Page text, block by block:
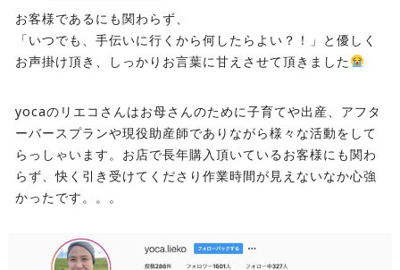
お客様であるにも関わらず、
「いつでも、手伝いに行くから何したらよい？！」と優しく
お声掛け頂き、しっかりお言葉に甘えさせて頂きました
yocaのリエコさんはお母さんのために子育てや出産、アフタ
ーバースプランや現役助産師でありながら様々な活動をして
らっしゃいます。お店で長年購入頂いているお客様にも関わ
らず、快く引き受けてくださり作業時間が見えないなか心強
かったです。。。